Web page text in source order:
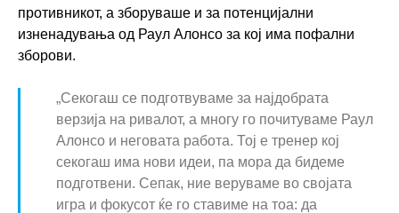
противникот, а зборуваше и за потенцијални
изненадувања од Раул Алонсо за кој има пофални
зборови.
„Секогаш се подготвуваме за најдобрата
верзија на ривалот, а многу го почитуваме Раул
Алонсо и неговата работа. Тој е тренер кој
секогаш има нови идеи, па мора да бидеме
подготвени. Сепак, ние веруваме во својата
игра и фокусот ќе го ставиме на тоа: да